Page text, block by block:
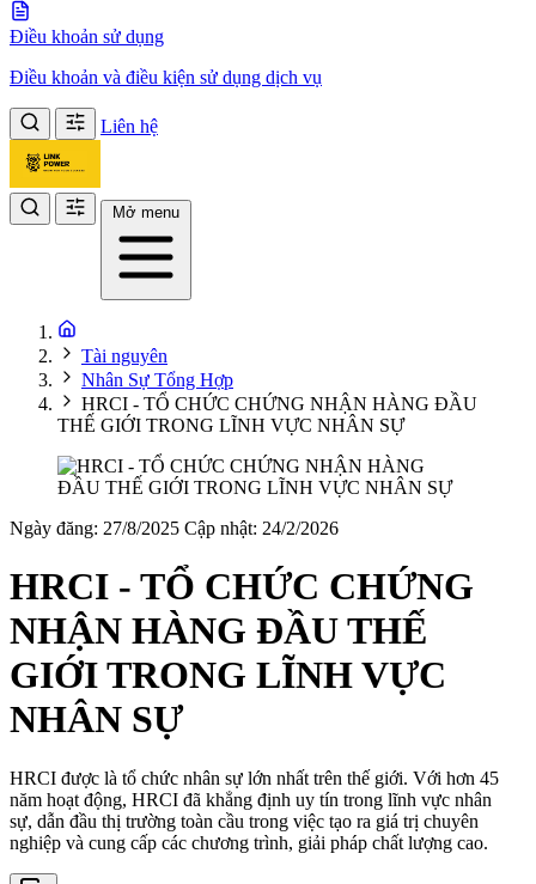
Điều khoản sử dụng
Điều khoản và điều kiện sử dụng dịch vụ
Liên hệ
Mở menu
Tài nguyên
Nhân Sự Tổng Hợp
HRCI - TỔ CHỨC CHỨNG NHẬN HÀNG ĐẦU
THẾ GIỚI TRONG LĨNH VỰC NHÂN SỰ
Ngày đăng: 27/8/2025 Cập nhật: 24/2/2026
HRCI - TỔ CHỨC CHỨNG
NHẬN HÀNG ĐẦU THẾ
GIỚI TRONG LĨNH VỰC
NHÂN SỰ
HRCI được là tổ chức nhân sự lớn nhất trên thế giới. Với hơn 45
năm hoạt động, HRCI đã khẳng định uy tín trong lĩnh vực nhân
sự, dẫn đầu thị trường toàn cầu trong việc tạo ra giá trị chuyên
nghiệp và cung cấp các chương trình, giải pháp chất lượng cao.